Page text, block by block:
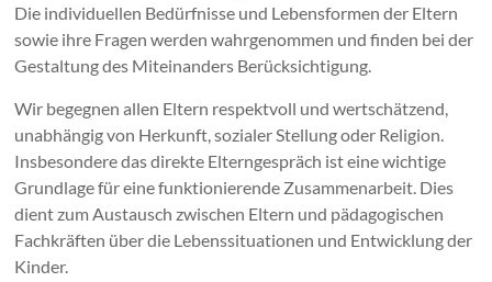
Die individuellen Bedürfnisse und Lebensformen der Eltern
sowie ihre Fragen werden wahrgenommen und finden bei der
Gestaltung des Miteinanders Berücksichtigung.
Wir begegnen allen Eltern respektvoll und wertschätzend,
unabhängig von Herkunft, sozialer Stellung oder Religion.
Insbesondere das direkte Elterngespräch ist eine wichtige
Grundlage für eine funktionierende Zusammenarbeit. Dies
dient zum Austausch zwischen Eltern und pädagogischen
Fachkräften über die Lebenssituationen und Entwicklung der
Kinder.